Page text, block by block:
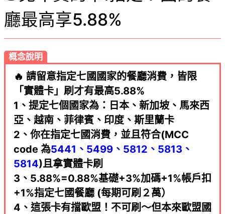
廳最高享5.88%
概念說明
🔥 請留意指定七國國家的餐廳消費，皆限
「實體卡」刷才有最高5.88%
1、提定七個國家為：日本、新加坡、馬來西
亞、越南、菲律賓、印度、斯里蘭卡
2、你在指定七國消費，並且符合(MCC
code 為5441、5499、5812、5813、
5814)且拿實體卡刷
3、5.88%=0.88%基礎+3%加碼+1%帳戶扣
+1%指定七國餐廳 (每期可刷２萬）
4、這張卡有擋歐盟！不可刷～但本來歐盟國